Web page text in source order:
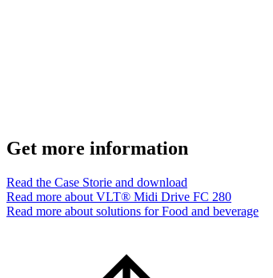
Get more information
Read the Case Storie and download
Read more about VLT® Midi Drive FC 280
Read more about solutions for Food and beverage